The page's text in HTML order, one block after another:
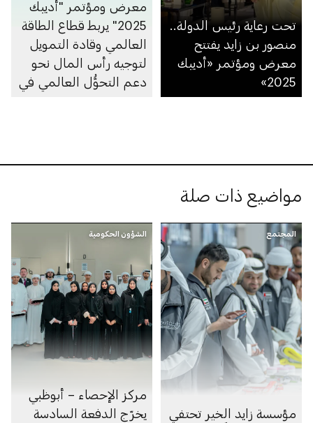
تحت رعاية رئيس الدولة..
منصور بن زايد يفتتح
معرض ومؤتمر «أديبك
2025»
معرض ومؤتمر "أديبك
2025" يربط قطاع الطاقة
العالمي وقادة التمويل
لتوجيه رأس المال نحو
دعم التحوُّل العالمي في
مواضيع ذات صلة
المجتمع
مؤسسة زايد الخير تحتفي
الشؤون الحكومية
مركز الإحصاء – أبوظبي
يخرّج الدفعة السادسة